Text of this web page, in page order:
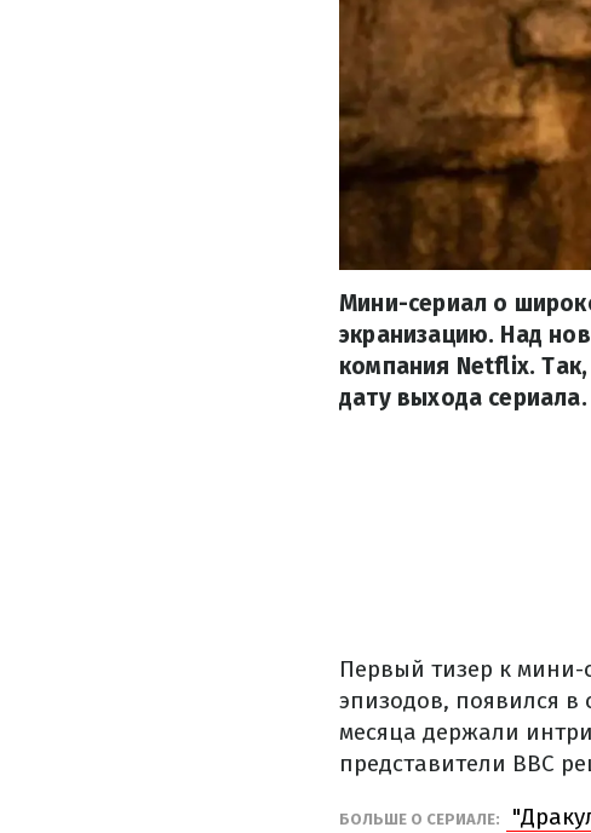
Мини-сериал о
экранизацию. Над
компания Netflix. Так,
дату выхода сериала.
Первый тизер к мини-
эпизодов, появился в
месяца держали
представители ВВС
БОЛЬШЕ О СЕРИАЛЕ: